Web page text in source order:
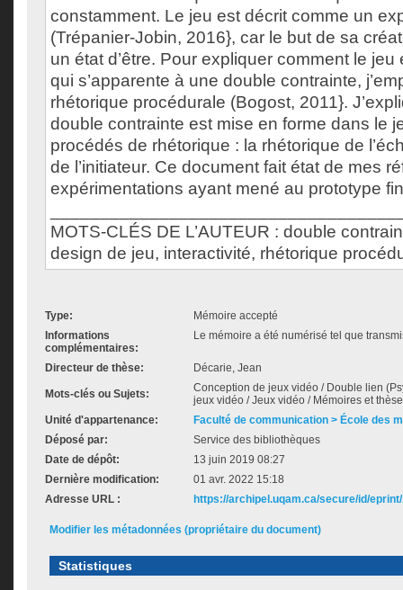
constamment. Le jeu est décrit comme un
(Trépanier-Jobin, 2016}, car le but de sa
un état d’être. Pour expliquer comment le jeu
qui s’apparente à une double contrainte,
rhétorique procédurale (Bogost, 2011}.
double contrainte est mise en forme dans le
procédés de rhétorique : la rhétorique de
de l’initiateur. Ce document fait état de mes
expérimentations ayant mené au prototype
MOTS-CLÉS DE L’AUTEUR : double
design de jeu, interactivité, rhétorique
Type:
Mémoire accepté
Informations
complémentaires:
Le mémoire a été numérisé tel que
Directeur de thèse: Décarie, Jean
Mots-clés ou Sujets:
Conception de jeux vidéo / Double lien
jeux vidéo / Jeux vidéo / Mémoires et
Unité d'appartenance:
Faculté de communication > École des
Déposé par:
Service des bibliothèques
Date de dépôt:
13 juin 2019 08:27
Dernière modification:
01 avr. 2022 15:18
Adresse URL :
https://archipel.uqam.ca/secure/id/
Modifier les métadonnées (propriétaire du document)
Statistiques